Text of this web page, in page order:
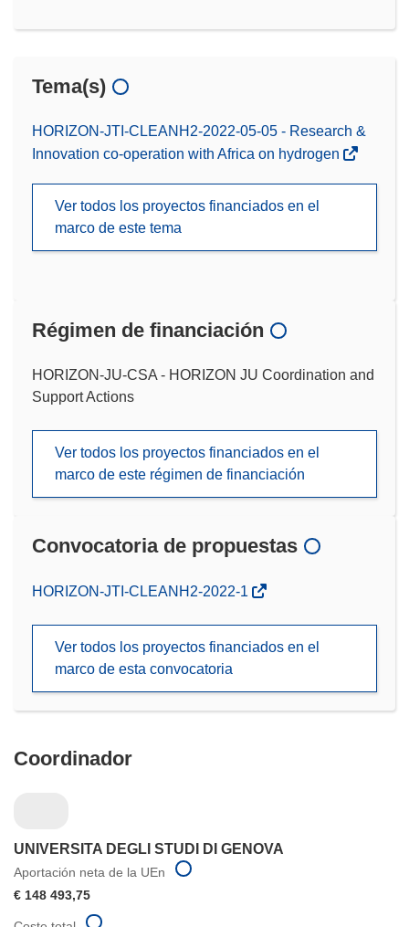
Tema(s)
HORIZON-JTI-CLEANH2-2022-05-05 - Research &
Innovation co-operation with Africa on hydrogen
Ver todos los proyectos financiados en el
marco de este tema
Régimen de financiación
HORIZON-JU-CSA - HORIZON JU Coordination and
Support Actions
Ver todos los proyectos financiados en el
marco de este régimen de financiación
Convocatoria de propuestas
(se
nueva
HORIZON-JTI-CLEANH2-2022-1
Ver todos los proyectos financiados en el
marco de esta convocatoria
Coordinador
UNIVERSITA DEGLI STUDI DI GENOVA
Aportación neta de la UEn
€ 148 493,75